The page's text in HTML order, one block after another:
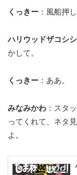
くっきー ：風船押
ハリウッドザコシ
かして。
くっきー ：ああ。
みなみかわ ：スタ
ってくれて、ネタ
よ。